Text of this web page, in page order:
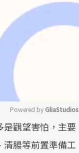
Mute
Powered by GliaStudios
觀望害怕，主要
腸等前置準備工